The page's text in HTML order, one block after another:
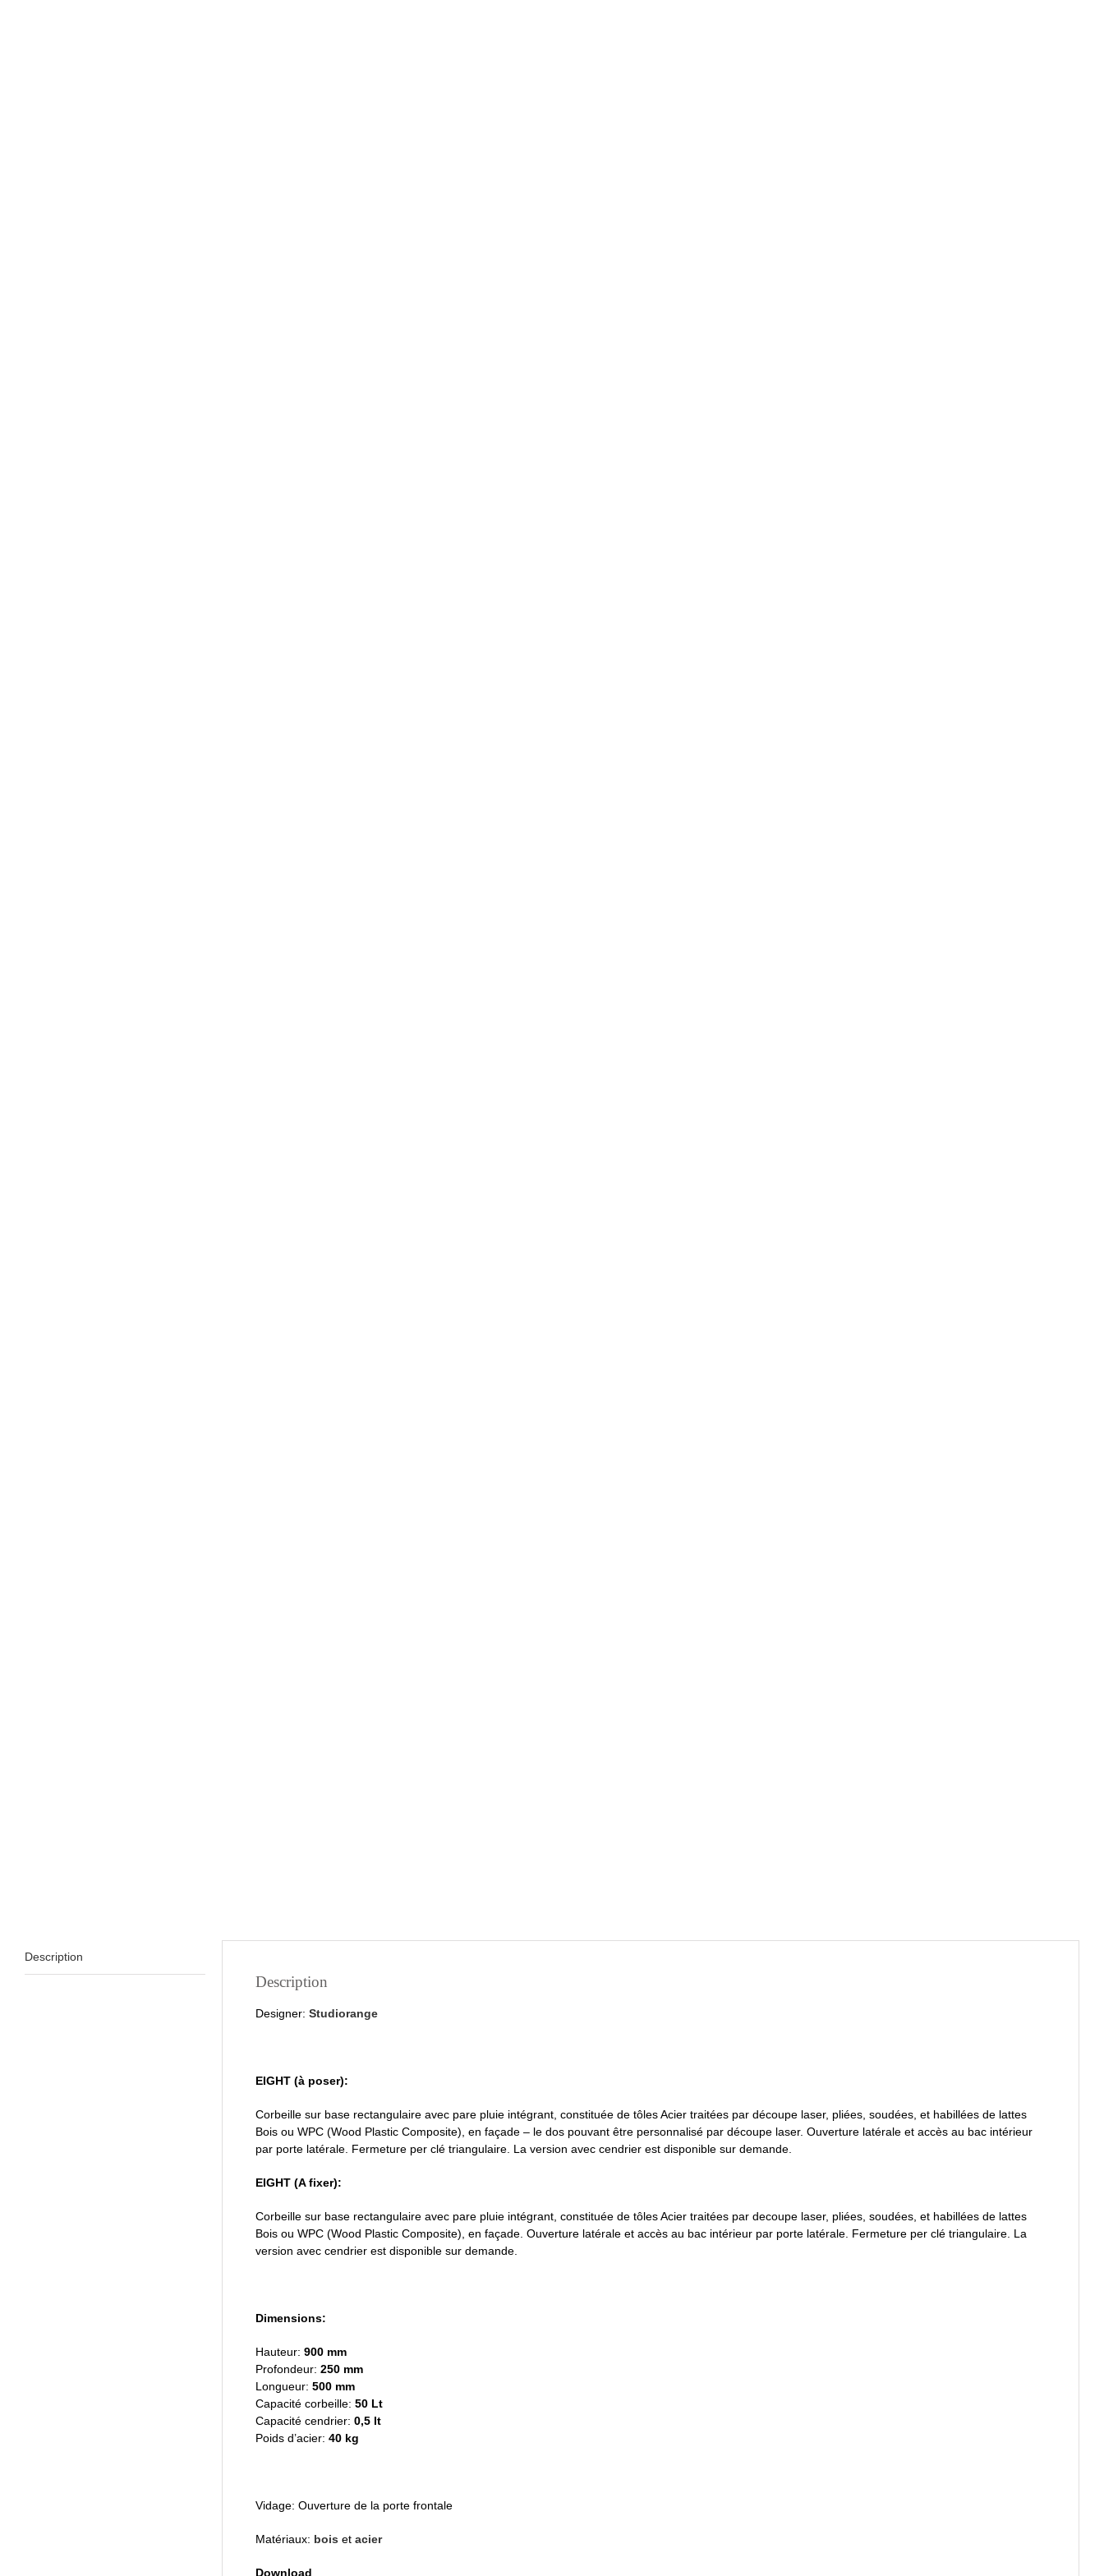
Description
Description
Designer: Studiorange
EIGHT (à poser):
Corbeille sur base rectangulaire avec pare pluie intégrant, constituée de tôles Acier traitées par découpe laser, pliées, soudées, et habillées de lattes
Bois ou WPC (Wood Plastic Composite), en façade – le dos pouvant être personnalisé par découpe laser. Ouverture latérale et accès au bac intérieur
par porte latérale. Fermeture per clé triangulaire. La version avec cendrier est disponible sur demande.
EIGHT (A fixer):
Corbeille sur base rectangulaire avec pare pluie intégrant, constituée de tôles Acier traitées par decoupe laser, pliées, soudées, et habillées de lattes
Bois ou WPC (Wood Plastic Composite), en façade. Ouverture latérale et accès au bac intérieur par porte latérale. Fermeture per clé triangulaire. La
version avec cendrier est disponible sur demande.
Dimensions:
Hauteur: 900 mm
Profondeur: 250 mm
Longueur: 500 mm
Capacité corbeille: 50 Lt
Capacité cendrier: 0,5 lt
Poids d’acier: 40 kg
Vidage: Ouverture de la porte frontale
Matériaux: bois et acier
Download